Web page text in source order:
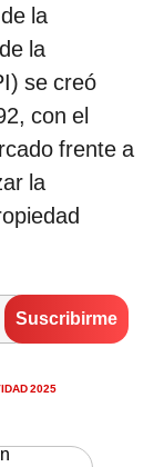
la
la
se creó
con el
frente a
la
2025